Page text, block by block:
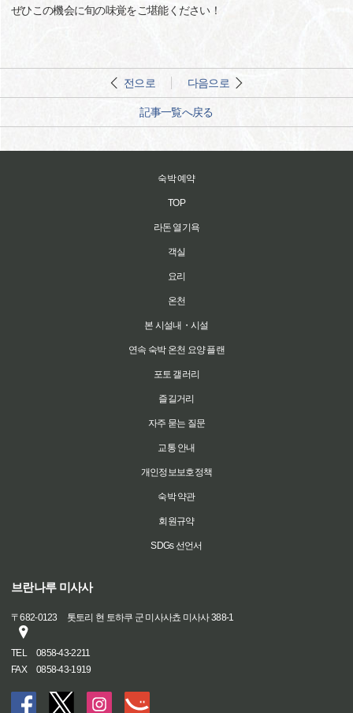
ぜひこの機会に旬の味覚をご堪能ください！
전으로 다음으로
記事一覧へ戻る
숙박 예약
TOP
라돈 열기욕
객실
요리
온천
본 시설내・시설
연속 숙박 온천 요양 플랜
포토 갤러리
즐길거리
자주 묻는 질문
교통 안내
개인정보보호정책
숙박 약관
회원규약
SDGs 선언서
브란나루 미사사
〒682-0123 톳토리 현 토하쿠 군 미사사쵸 미사사 388-1
TEL
0858-43-2211
FAX
0858-43-1919